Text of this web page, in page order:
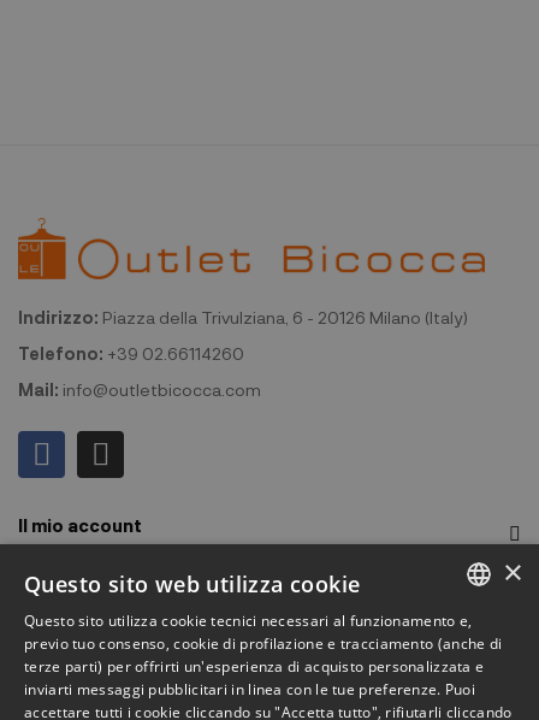
Indirizzo: Piazza della Trivulziana, 6 - 20126 Milano (Italy)
Telefono: +39 02.66114260
Mail: info@outletbicocca.com
Il mio account
Outlet Bicocca
Iscriviti alla Newsletter
Iscriviti per ricevere accesso anticipato a saldi, ultimi arrivi,
promozioni e molto altro.
ITALIAN
ENGLISH
×
Questo sito web utilizza cookie
Questo sito utilizza cookie tecnici necessari al funzionamento e,
previo tuo consenso, cookie di profilazione e tracciamento (anche di
terze parti) per offrirti un'esperienza di acquisto personalizzata e
inviarti messaggi pubblicitari in linea con le tue preferenze. Puoi
accettare tutti i cookie cliccando su "Accetta tutto", rifiutarli cliccando